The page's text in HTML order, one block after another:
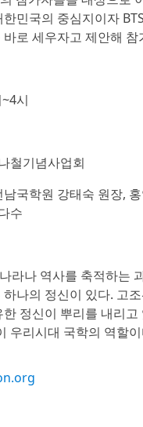
민국의 중심지이자
로 세우자고 제안해
시
철기념사업회
국학원 강태숙 원장,
수
라나 역사를 축적하는
나의 정신이 있다. 고
정신이 뿌리를 내리
우리시대 국학의 역할